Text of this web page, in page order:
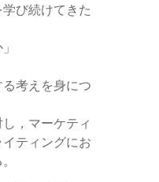
び続けてきた
考えを身につ
，マーケティ
ティングにお